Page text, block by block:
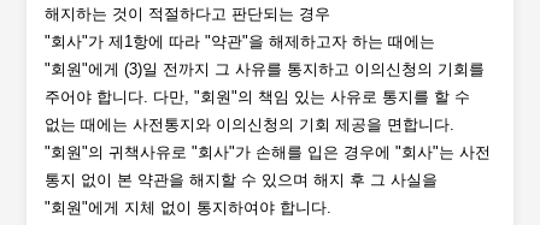
해지하는 것이 적절하다고 판단되는 경우
"회사"가 제1항에 따라 "약관"을 해제하고자 하는 때에는
"회원"에게 (3)일 전까지 그 사유를 통지하고 이의신청의 기회를
주어야 합니다. 다만, "회원"의 책임 있는 사유로 통지를 할 수
없는 때에는 사전통지와 이의신청의 기회 제공을 면합니다.
"회원"의 귀책사유로 "회사"가 손해를 입은 경우에 "회사"는 사전
통지 없이 본 약관을 해지할 수 있으며 해지 후 그 사실을
"회원"에게 지체 없이 통지하여야 합니다.